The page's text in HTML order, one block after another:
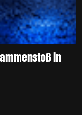
in